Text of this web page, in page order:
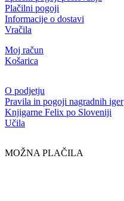
Plačilni pogoji
Informacije o dostavi
Vračila
Moj račun
Košarica
O podjetju
Pravila in pogoji nagradnih iger
Knjigarne Felix po Sloveniji
Učila
MOŽNA PLAČILA